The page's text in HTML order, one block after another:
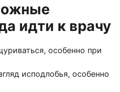
идти к врачу
особенно при
исподлобья, особенно